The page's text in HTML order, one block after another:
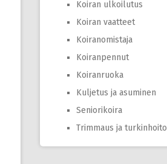
Koiran ulkoilutus
Koiran vaatteet
Koiranomistaja
Koiranpennut
Koiranruoka
Kuljetus ja asuminen
Seniorikoira
Trimmaus ja turkinhoito